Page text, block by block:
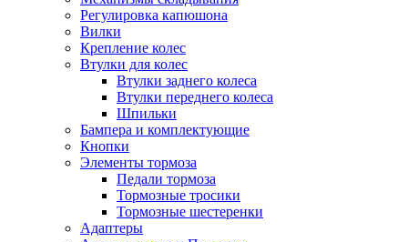
Регулировка капюшона
Вилки
Крепление колес
Втулки для колес
Втулки заднего колеса
Втулки переднего колеса
Шпильки
Бампера и комплектующие
Кнопки
Элементы тормоза
Педали тормоза
Тормозные тросики
Тормозные шестеренки
Адаптеры